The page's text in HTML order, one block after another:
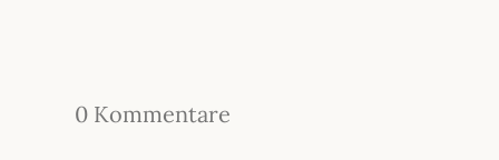
0 Kommentare